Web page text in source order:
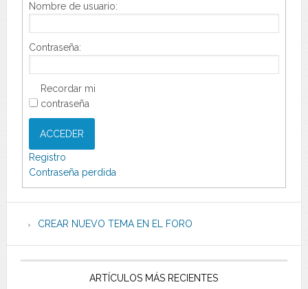
Nombre de usuario:
Contraseña:
Recordar mi
contraseña
ACCEDER
Registro
Contraseña perdida
CREAR NUEVO TEMA EN EL FORO
ARTÍCULOS MÁS RECIENTES